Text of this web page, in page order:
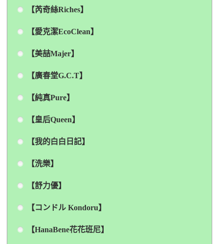
【芮奇絲Riches】
【愛克潔EcoClean】
【美喆Majer】
【廣春堂G.C.T】
【純真Pure】
【皇后Queen】
【我的白白日記】
【洗樂】
【舒力優】
【コンドル Kondoru】
【HanaBene花花班尼】